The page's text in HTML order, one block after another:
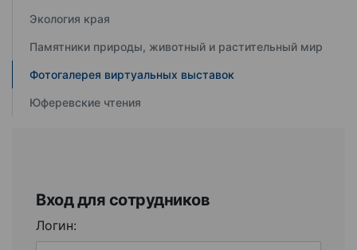
Экология края
Памятники природы, животный и растительный мир
Фотогалерея виртуальных выставок
Юферевские чтения
Вход для сотрудников
Логин: